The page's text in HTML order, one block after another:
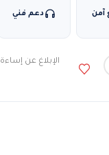
آمن دعم فني
الإبلاغ عن إساءة